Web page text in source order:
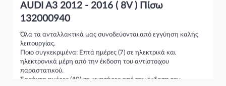
CXSB,CZCA ) (125 hp ) Βενζίνη
AUDI A3 2012 - 2016 ( 8V ) Hatchback / 3dr 1.4 TSI ( CZEA )
(150 hp ) Βενζίνη
AUDI A3 2012 - 2016 ( 8V ) Hatchback / 3dr 1.5 TFSI ( DADA )
(150 hp ) Βενζίνη
AUDI A3 2012 - 2016 ( 8V ) Hatchback / 3dr 1.6 TDI ( CLHA )
(105 hp ) Πετρέλαιο
AUDI A3 2012 - 2016 ( 8V ) Hatchback / 3dr 1.6 TDI (
AUDI A3 2012 - 2016 ( 8V ) Πίσω
132000940
Όλα τα ανταλλακτικά μας συνοδεύονται από εγγύηση καλής
λειτουργίας.
Ποιο συγκεκριμένα: Επτά ημέρες (7) σε ηλεκτρικά και
ηλεκτρονικά μέρη από την έκδοση του αντίστοιχου
παραστατικού.
Σαράντα ημέρες (40) σε κινητήρες από την έκδοση του